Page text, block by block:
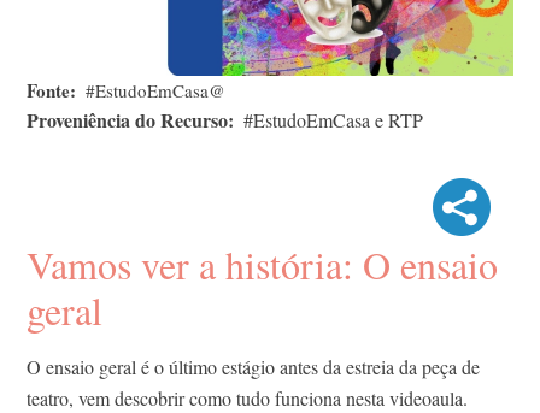
Fonte #EstudoEmCasa@
Proveniência do Recurso #EstudoEmCasa e RTP
Vamos ver a história: O ensaio
geral
O ensaio geral é o último estágio antes da estreia da peça de
teatro, vem descobrir como tudo funciona nesta videoaula.